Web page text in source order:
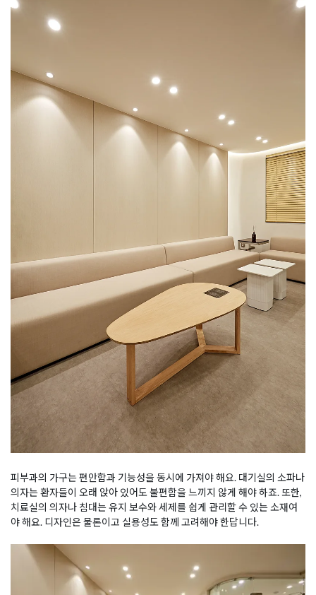
피부과의 가구는 편안함과 기능성을 동시에 가져야 해요. 대기실의 소파나
의자는 환자들이 오래 앉아 있어도 불편함을 느끼지 않게 해야 하죠. 또한,
치료실의 의자나 침대는 유지 보수와 세제를 쉽게 관리할 수 있는 소재여
야 해요. 디자인은 물론이고 실용성도 함께 고려해야 한답니다.